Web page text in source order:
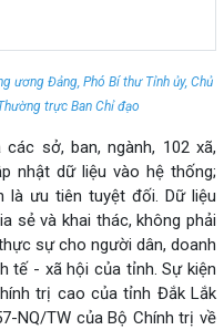
ương Đảng, Phó Bí thư Tỉnh ủy, Chủ
trực Ban Chỉ đạo
sở, ban, ngành, 102 xã,
nhật dữ liệu vào hệ thống;
là ưu tiên tuyệt đối. Dữ liệu
sẻ và khai thác, không phải
sự cho người dân, doanh
tế - xã hội của tỉnh. Sự kiện
trị cao của tỉnh Đắk Lắk
NQ/TW của Bộ Chính trị về